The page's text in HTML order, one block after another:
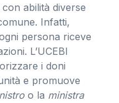
abilità diverse
Infatti,
persona riceve
L’UCEBI
i doni
e promuove
o la ministra